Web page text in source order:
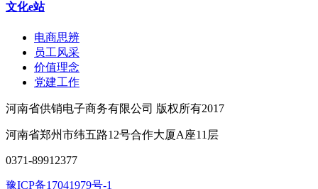
文化e站
电商思辨
员工风采
价值理念
党建工作
河南省供销电子商务有限公司 版权所有2017
河南省郑州市纬五路12号合作大厦A座11层
0371-89912377
豫ICP备17041979号-1